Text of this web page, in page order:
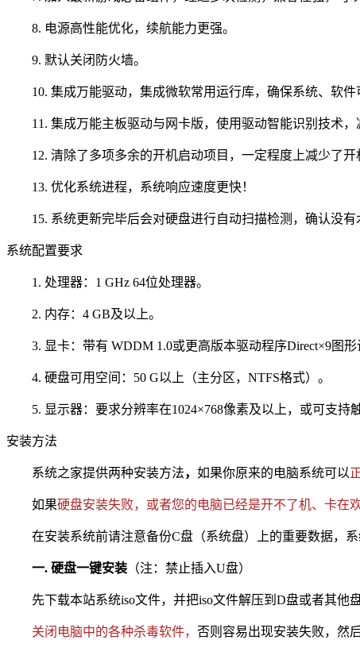
8. 电源高性能优化，续航能力更强。
9. 默认关闭防火墙。
10. 集成万能驱动，集成微软常用运行库，确保系统、软件
11. 集成万能主板驱动与网卡版，使用驱动智能识别技术，
12. 清除了多项多余的开机启动项目，一定程度上减少了开
13. 优化系统进程，系统响应速度更快！
15. 系统更新完毕后会对硬盘进行自动扫描检测，确认没有
系统配置要求
1. 处理器：1 GHz 64位处理器。
2. 内存：4 GB及以上。
3. 显卡：带有 WDDM 1.0或更高版本驱动程序Direct×9图形
4. 硬盘可用空间：50 G以上（主分区，NTFS格式）。
5. 显示器：要求分辨率在1024×768像素及以上，或可支持触
安装方法
系统之家提供两种安装方法， 如果你原来的电脑系统可以
如果硬盘安装失败，或者您的电脑已经是开不了机、卡在
在安装系统前请注意备份C盘（系统盘）上的重要数据，系
一. 硬盘一键安装 （注：禁止插入U盘）
先下载本站系统iso文件，并把iso文件解压到D盘或者其他盘
关闭电脑中的各种杀毒软件， 否则容易出现安装失败，然